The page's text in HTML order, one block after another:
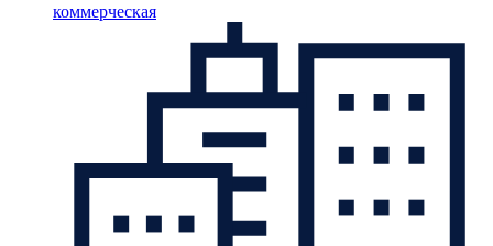
коммерческая